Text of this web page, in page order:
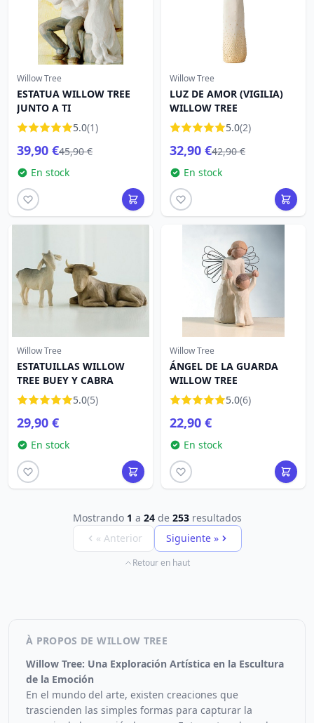
Willow Tree
ESTATUA WILLOW TREE
JUNTO A TI
5.0(1)
39,90 €45,90 €
En stock
Willow Tree
LUZ DE AMOR (VIGILIA)
WILLOW TREE
5.0(2)
32,90 €42,90 €
En stock
Willow Tree
ESTATUILLAS WILLOW
TREE BUEY Y CABRA
5.0(5)
29,90 €
En stock
Willow Tree
ÁNGEL DE LA GUARDA
WILLOW TREE
5.0(6)
22,90 €
En stock
Mostrando 1 a 24de 253resultados
« Anterior
Siguiente »
Retour en haut
À PROPOS DE WILLOW TREE
Willow Tree: Una Exploración Artística en la Escultura
de la Emoción
En el mundo del arte, existen creaciones que
trascienden las simples formas para capturar la